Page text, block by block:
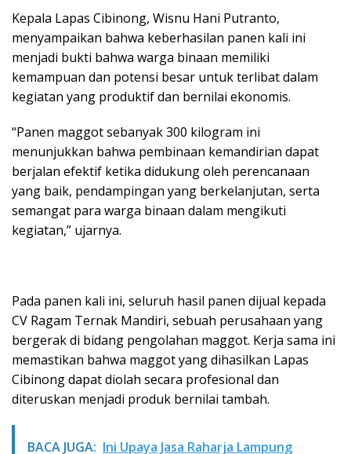
Kepala Lapas Cibinong, Wisnu Hani Putranto,
menyampaikan bahwa keberhasilan panen kali ini
menjadi bukti bahwa warga binaan memiliki
kemampuan dan potensi besar untuk terlibat dalam
kegiatan yang produktif dan bernilai ekonomis.
“Panen maggot sebanyak 300 kilogram ini
menunjukkan bahwa pembinaan kemandirian dapat
berjalan efektif ketika didukung oleh perencanaan
yang baik, pendampingan yang berkelanjutan, serta
semangat para warga binaan dalam mengikuti
kegiatan,” ujarnya.
Pada panen kali ini, seluruh hasil panen dijual kepada
CV Ragam Ternak Mandiri, sebuah perusahaan yang
bergerak di bidang pengolahan maggot. Kerja sama ini
memastikan bahwa maggot yang dihasilkan Lapas
Cibinong dapat diolah secara profesional dan
diteruskan menjadi produk bernilai tambah.
BACA JUGA: Ini Upaya Jasa Raharja Lampung